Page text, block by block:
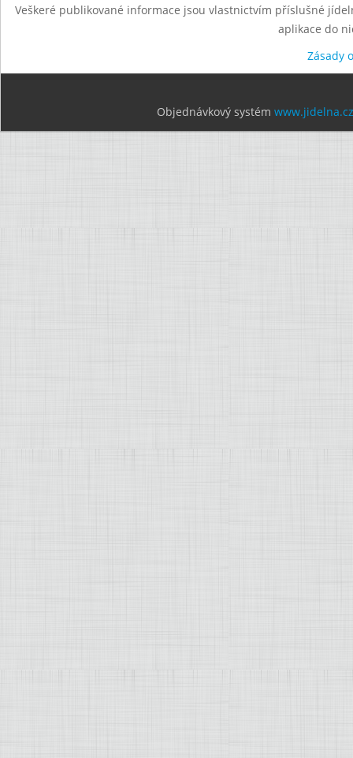
Veškeré publikované informace jsou vlastnictvím příslušné
aplikace do
Zásady
Objednávkový systém www.jidelna.cz